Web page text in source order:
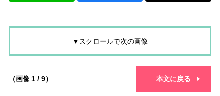
▼スクロールで次の画像
（画像 1 / 9） 本文に戻る